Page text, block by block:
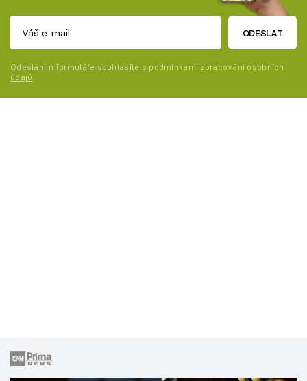
ODESLAT
Odesláním formuláře souhlasíte s podmínkami zpracování osobních
údajů